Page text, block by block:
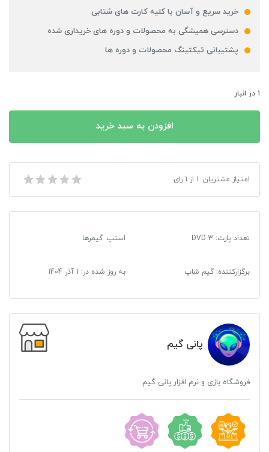
خرید سریع و آسان با کلیه کارت های شتابی
دسترسی همیشگی به محصولات و دوره های خریداری شده
پشتیبانی تیکتینگ محصولات و دوره ها
1 در انبار
افزودن به سبد خرید
بازی Get Even مخصوص PC
امتیاز مشتریان: 1 از 1 رای
تعداد پارت: 3 DVD استپ: گیمرها
برگزارکننده: گیم شاپ به روز شده در: 1 آذر 1404
پانی گیم
فروشگاه بازی و نرم افزار پانی گیم